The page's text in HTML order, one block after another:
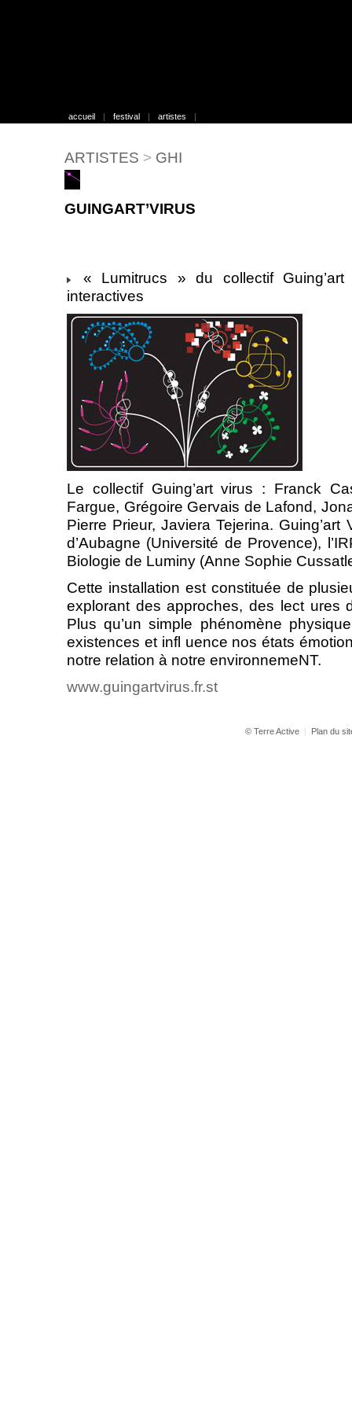
accueil | festival | artistes |
ARTISTES > GHI
GUINGART’VIRUS
« Lumitrucs » du collectif
interactives
Le collectif Guing’art virus : Franck
Fargue, Grégoire Gervais de Lafond,
Pierre Prieur, Javiera Tejerina.
d’Aubagne (Université de Provence),
Biologie de Luminy (Anne Sophie
Cette installation est constituée de
explorant des approches, des lect ures
Plus qu’un simple phénomène
existences et infl uence nos états
notre relation à notre environnemeNT.
www.guingartvirus.fr.st
© Terre Active | Plan du